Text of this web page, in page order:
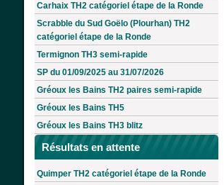
Carhaix TH2 catégoriel étape de la Ronde
Scrabble du Sud Goëlo (Plourhan) TH2
catégoriel étape de la Ronde
Termignon TH3 semi-rapide
SP du 01/09/2025 au 31/07/2026
Gréoux les Bains TH2 paires semi-rapide
Gréoux les Bains TH5
Gréoux les Bains TH3 blitz
Résultats en attente
Quimper TH2 catégoriel étape de la Ronde